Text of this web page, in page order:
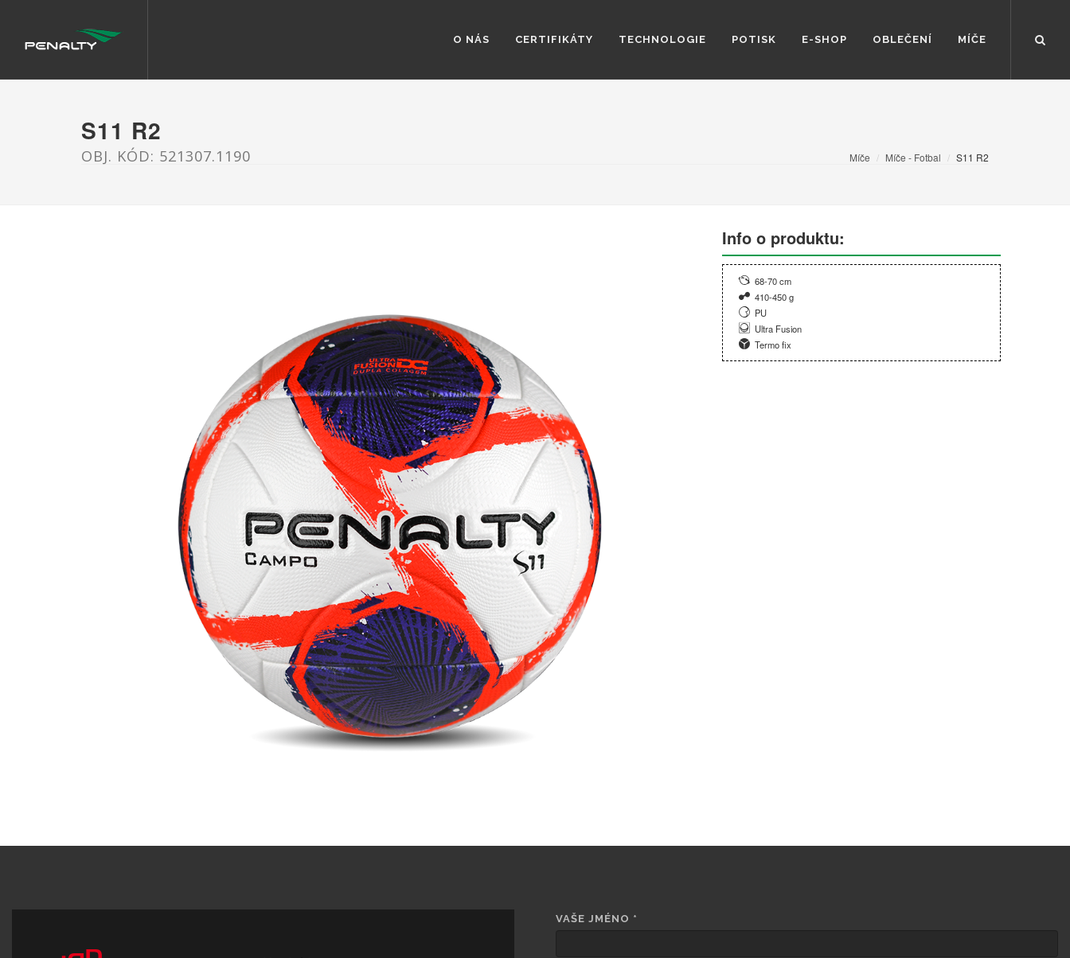
O NÁS CERTIFIKÁTY TECHNOLOGIE POTISK E-SHOP OBLEČENÍ MÍČE
S11 R2
OBJ. KÓD: 521307.1190 Míče Míče - Fotbal S11 R2
Info o produktu:
68-70 cm
410-450 g
PU
Ultra Fusion
Termo fix
VAŠE JMÉNO *